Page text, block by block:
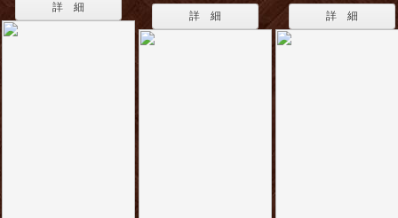
詳 細
詳 細 詳 細